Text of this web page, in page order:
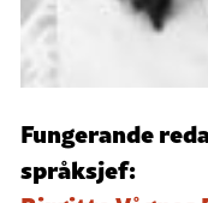
Fungerande
språksjef: